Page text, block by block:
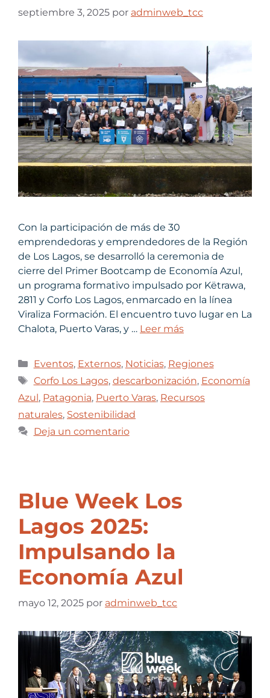
septiembre 3, 2025 por adminweb_tcc
Con la participación de más de 30
emprendedoras y emprendedores de la Región
de Los Lagos, se desarrolló la ceremonia de
cierre del Primer Bootcamp de Economía Azul,
un programa formativo impulsado por Këtrawa,
2811 y Corfo Los Lagos, enmarcado en la línea
Viraliza Formación. El encuentro tuvo lugar en La
Chalota, Puerto Varas, y … Leer más
Eventos, Externos, Noticias, Regiones
Corfo Los Lagos, descarbonización, Economía
Azul, Patagonia, Puerto Varas, Recursos
naturales, Sostenibilidad
Deja un comentario
Blue Week Los
Lagos 2025:
Impulsando la
Economía Azul
mayo 12, 2025 por adminweb_tcc